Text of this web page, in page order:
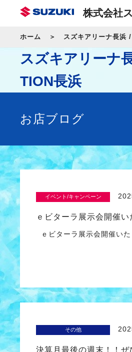
株式会社
ホーム スズキアリーナ長浜
スズキアリーナ
TION長浜
お店ブログ
イベント/キャンペーン
ｅビターラ展示会開催
ｅビターラ展示会開
その他
決算月最後の週末！！ぜ